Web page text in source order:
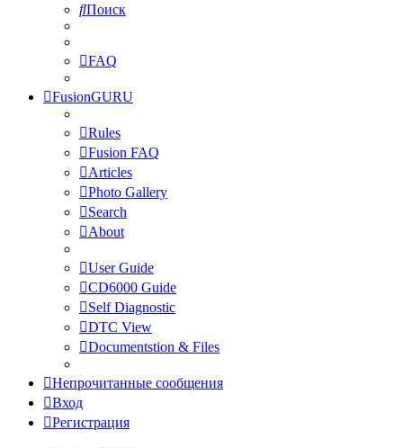
Поиск
FAQ
FusionGURU
Rules
Fusion FAQ
Articles
Photo Gallery
Search
About
User Guide
CD6000 Guide
Self Diagnostic
DTC View
Documentstion & Files
Непрочитанные сообщения
Вход
Регистрация